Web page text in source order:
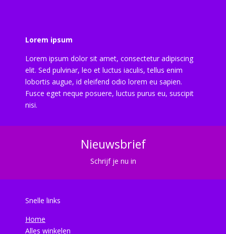
Lorem ipsum
Lorem ipsum dolor sit amet, consectetur adipiscing
elit. Sed pulvinar, leo et luctus iaculis, tellus enim
lobortis augue, id eleifend odio lorem eu sapien.
Fusce eget neque posuere, luctus purus eu, suscipit
nisi.
Nieuwsbrief
Schrijf je nu in
Snelle links
Home
Alles winkelen